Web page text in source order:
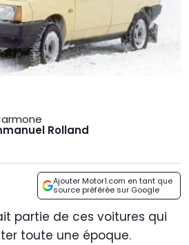
Rolland
Ajouter Motor1.com en tant que
source préférée sur Google
partie de ces voitures qui
toute une époque.